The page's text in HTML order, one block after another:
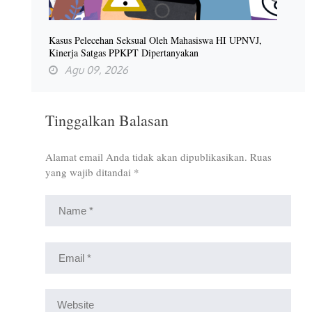
Kasus Pelecehan Seksual Oleh Mahasiswa HI UPNVJ,
Kinerja Satgas PPKPT Dipertanyakan
Agu 09, 2026
Tinggalkan Balasan
Alamat email Anda tidak akan dipublikasikan. Ruas
yang wajib ditandai *